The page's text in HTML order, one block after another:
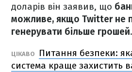
доларів він заявив, що
можливе, якщо Twitter не
генерувати більше грошей.
ЦІКАВО
Питання безпеки:
система краще захистить